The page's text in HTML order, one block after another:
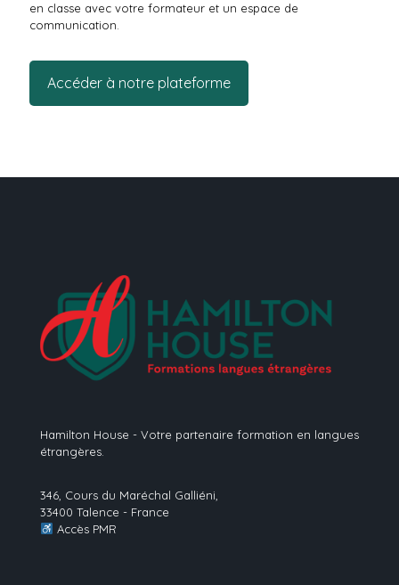
en classe avec votre formateur et un espace de
communication.
Accéder à notre plateforme
Hamilton House - Votre partenaire formation en langues
étrangères.
346, Cours du Maréchal Galliéni,
33400 Talence - France
Accès PMR